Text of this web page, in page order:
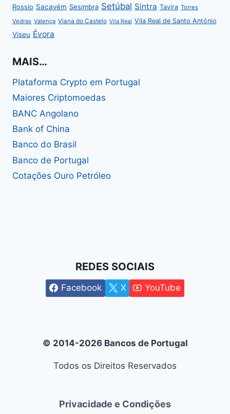
Rossio Sacavém Sesimbra Setúbal Sintra Tavira Torres
Vedras Valença Viana do Castelo Vila Real Vila Real de Santo António
Viseu Évora
MAIS…
Plataforma Crypto em Portugal
Maiores Criptomoedas
BANC Angolano
Bank of China
Banco do Brasil
Banco de Portugal
Cotações Ouro Petróleo
REDES SOCIAIS
Facebook X YouTube
© 2014-2026 Bancos de Portugal
Todos os Direitos Reservados
Privacidade e Condições